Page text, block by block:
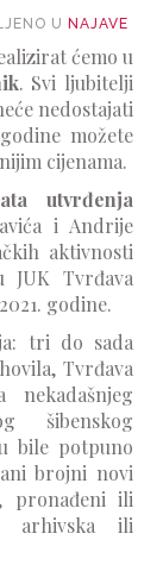
U NAJAVE
ćemo u
. Svi ljubitelji
nedostajati
možete
cijenama.
utvrđenja
i Andrije
aktivnosti
JUK Tvrđava
godine.
tri do sada
Tvrđava
šibenskog
bile potpuno
brojni novi
pronađeni ili
arhivska ili